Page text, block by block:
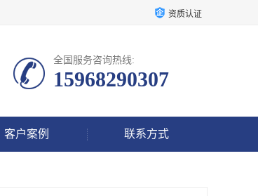
资质认证
全国服务咨询热线:
15968290307
客户案例 联系方式